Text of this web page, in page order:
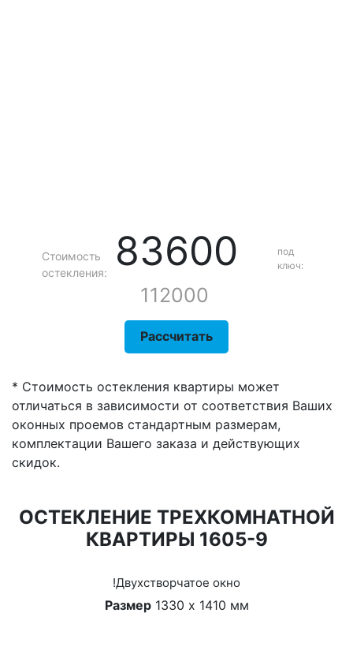
Стоимость
остекления:
83600
под
ключ:
112000
Рассчитать
* Стоимость остекления квартиры может
отличаться в зависимости от соответствия Ваших
оконных проемов стандартным размерам,
комплектации Вашего заказа и действующих
скидок.
ОСТЕКЛЕНИЕ ТРЕХКОМНАТНОЙ
КВАРТИРЫ 1605-9
!Двухстворчатое окно
Размер1330 х 1410 мм